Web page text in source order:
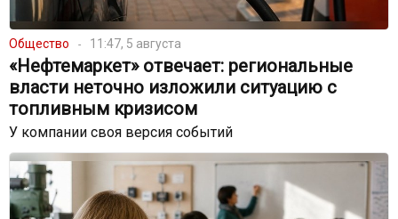
Общество 11:47, 5 августа
«Нефтемаркет» отвечает: региональные
власти неточно изложили ситуацию с
топливным кризисом
У компании своя версия событий